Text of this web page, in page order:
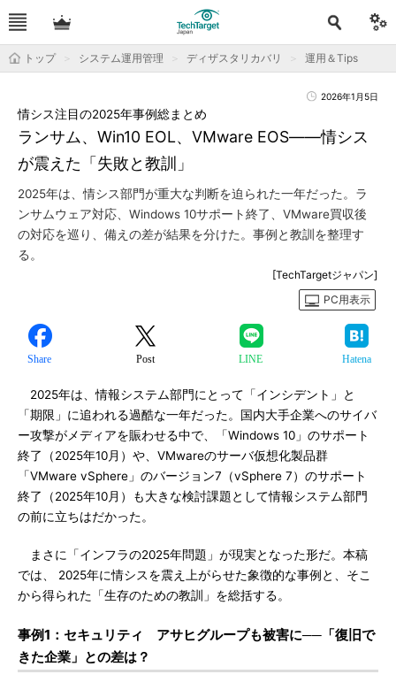
トップ システム運用管理 ディザスタリカバリ 運用＆Tips
2026年1月5日
ランサム、Win10 EOL、VMware EOS――情シス
が震えた「失敗と教訓」
情シス注目の2025年事例総まとめ
2025年は、情シス部門が重大な判断を迫られた一年だった。ラ
ンサムウェア対応、Windows 10サポート終了、VMware買収後
の対応を巡り、備えの差が結果を分けた。事例と教訓を整理す
る。
[TechTargetジャパン]
PC用表示
Share Post LINE Hatena
2025年は、情報システム部門にとって「インシデント」と
「期限」に追われる過酷な一年だった。国内大手企業へのサイバ
ー攻撃がメディアを賑わせる中で、「Windows 10」のサポート
終了（2025年10月）や、VMwareのサーバ仮想化製品群
「VMware vSphere」のバージョン7（vSphere 7）のサポート
終了（2025年10月）も大きな検討課題として情報システム部門
の前に立ちはだかった。
まさに「インフラの2025年問題」が現実となった形だ。本稿
では、 2025年に情シスを震え上がらせた象徴的な事例と、そこ
から得られた「生存のための教訓」を総括する。
事例1：セキュリティ
アサヒグループも被害に──「復旧で
きた企業」との差は？